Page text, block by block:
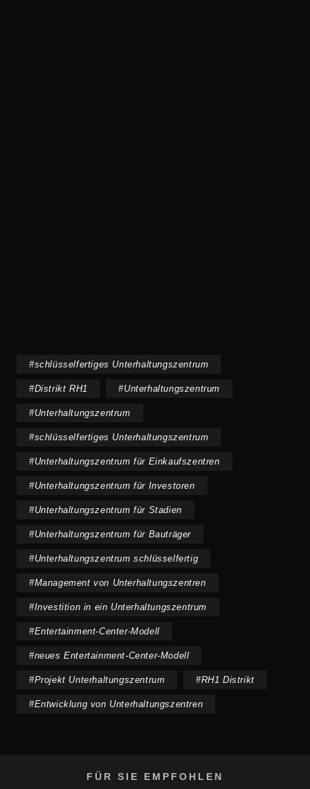
#schlüsselfertiges Unterhaltungszentrum
#Distrikt RH1 #Unterhaltungszentrum
#Unterhaltungszentrum
#schlüsselfertiges Unterhaltungszentrum
#Unterhaltungszentrum für Einkaufszentren
#Unterhaltungszentrum für Investoren
#Unterhaltungszentrum für Stadien
#Unterhaltungszentrum für Bauträger
#Unterhaltungszentrum schlüsselfertig
#Management von Unterhaltungszentren
#Investition in ein Unterhaltungszentrum
#Entertainment-Center-Modell
#neues Entertainment-Center-Modell
#Projekt Unterhaltungszentrum #RH1 Distrikt
#Entwicklung von Unterhaltungszentren
FÜR SIE EMPFOHLEN